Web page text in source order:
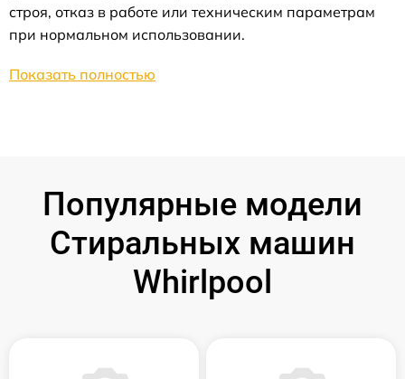
строя, отказ в работе или техническим параметрам
при нормальном использовании.
Показать полностью
Популярные модели
Стиральных машин
Whirlpool